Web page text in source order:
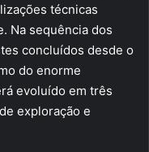
técnicas
Na sequência dos
concluídos desde o
do enorme
evoluído em três
exploração e